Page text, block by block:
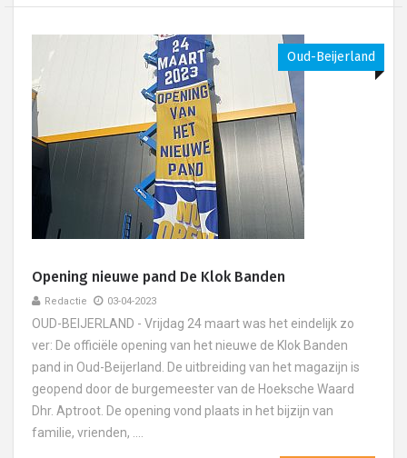
Oud-Beijerland
Opening nieuwe pand De Klok Banden
Redactie 03-04-2023
OUD-BEIJERLAND - Vrijdag 24 maart was het eindelijk zo
ver: De officiële opening van het nieuwe de Klok Banden
pand in Oud-Beijerland. De uitbreiding van het magazijn is
geopend door de burgemeester van de Hoeksche Waard
Dhr. Aptroot. De opening vond plaats in het bijzijn van
familie, vrienden, ....